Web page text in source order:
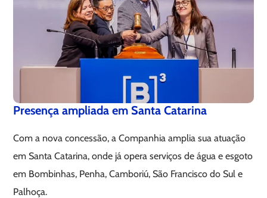
Presença ampliada em Santa Catarina
Com a nova concessão, a Companhia amplia sua atuação
em Santa Catarina, onde já opera serviços de água e esgoto
em Bombinhas, Penha, Camboriú, São Francisco do Sul e
Palhoça.